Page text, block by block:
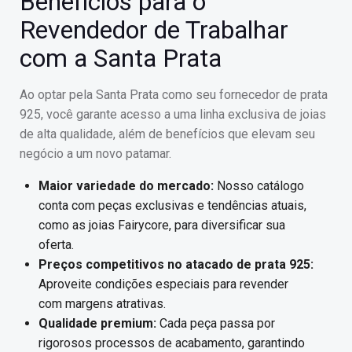
Revendedor de Trabalhar
com a Santa Prata
Ao optar pela Santa Prata como seu fornecedor de prata
925, você garante acesso a uma linha exclusiva de joias
de alta qualidade, além de benefícios que elevam seu
negócio a um novo patamar.
Maior variedade do mercado: Nosso catálogo
conta com peças exclusivas e tendências atuais,
como as joias Fairycore, para diversificar sua
oferta.
Preços competitivos no atacado de prata 925:
Aproveite condições especiais para revender
com margens atrativas.
Qualidade premium: Cada peça passa por
rigorosos processos de acabamento, garantindo